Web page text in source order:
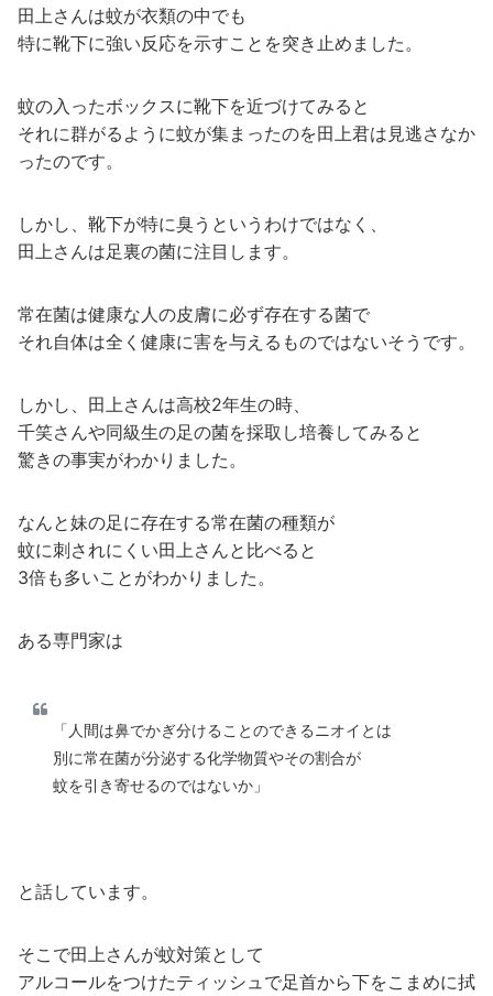
田上さんは蚊が衣類の中でも
特に靴下に強い反応を示すことを突き止めました。
蚊の入ったボックスに靴下を近づけてみると
それに群がるように蚊が集まったのを田上君は見逃さなか
ったのです。
しかし、靴下が特に臭うというわけではなく、
田上さんは足裏の菌に注目します。
常在菌は健康な人の皮膚に必ず存在する菌で
それ自体は全く健康に害を与えるものではないそうです。
しかし、田上さんは高校2年生の時、
千笑さんや同級生の足の菌を採取し培養してみると
驚きの事実がわかりました。
なんと妹の足に存在する常在菌の種類が
蚊に刺されにくい田上さんと比べると
3倍も多いことがわかりました。
ある専門家は
「人間は鼻でかぎ分けることのできるニオイとは
別に常在菌が分泌する化学物質やその割合が
蚊を引き寄せるのではないか」
と話しています。
そこで田上さんが蚊対策として
アルコールをつけたティッシュで足首から下をこまめに拭